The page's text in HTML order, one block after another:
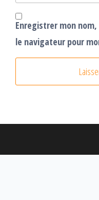
Enregistrer mon
le navigateur pour